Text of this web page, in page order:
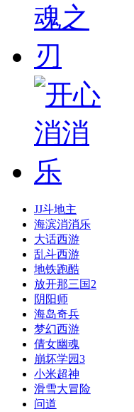
JJ斗地主
海滨消消乐
大话西游
乱斗西游
地铁跑酷
放开那三国2
阴阳师
海岛奇兵
梦幻西游
倩女幽魂
崩坏学园3
小米超神
滑雪大冒险
问道